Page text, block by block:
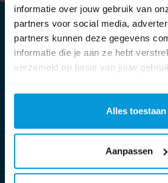
informatie over jouw gebruik van
partners voor social media,
partners kunnen deze gegevens
informatie die je aan ze hebt
verzameld op basis van jouw
Alles toestaan
Aanpassen
Informatie
Sitemap
Blog
Cookie verklaring
Over ons
Duurzaamheid